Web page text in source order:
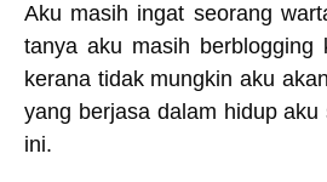
Aku masih ingat seorang
tanya aku masih berblogging
kerana tidak mungkin aku
yang berjasa dalam hidup aku
ini.